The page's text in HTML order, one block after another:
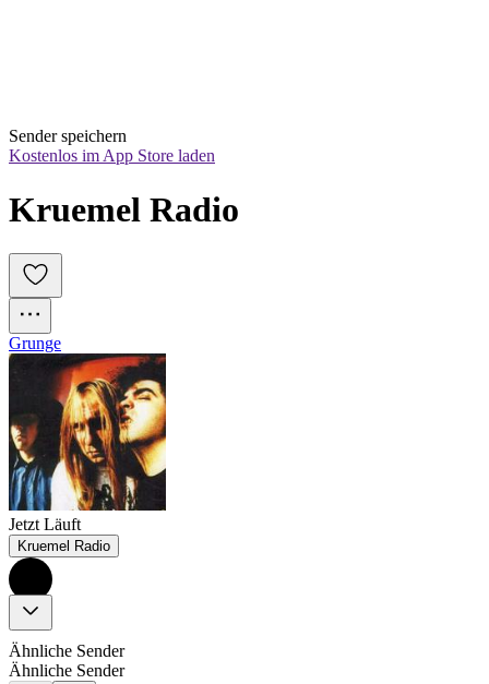
Sender speichern
Kostenlos im App Store laden
Kruemel Radio
Grunge
Jetzt Läuft
Kruemel Radio
Ähnliche Sender
Ähnliche Sender